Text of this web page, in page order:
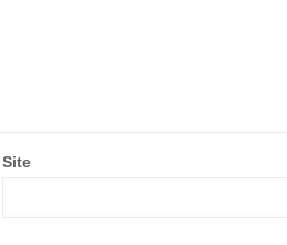
Site